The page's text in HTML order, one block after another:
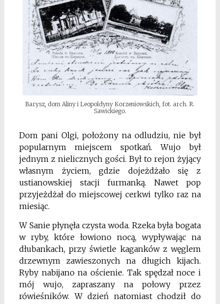
Barysz, dom Aliny i Leopoldyny Korzeniowskich, fot. arch. R.
Sawickiego.
Dom pani Olgi, położony na odludziu, nie był
popularnym miejscem spotkań. Wujo był
jednym z nielicznych gości. Był to rejon żyjący
własnym życiem, gdzie dojeżdżało się z
ustianowskiej stacji furmanką. Nawet pop
przyjeżdżał do miejscowej cerkwi tylko raz na
miesiąc.
W Sanie płynęła czysta woda. Rzeka była bogata
w ryby, które łowiono nocą, wypływając na
dłubankach, przy świetle kaganków z węglem
drzewnym zawieszonych na długich kijach.
Ryby nabijano na ościenie. Tak spędzał noce i
mój wujo, zapraszany na połowy przez
rówieśników. W dzień natomiast chodził do